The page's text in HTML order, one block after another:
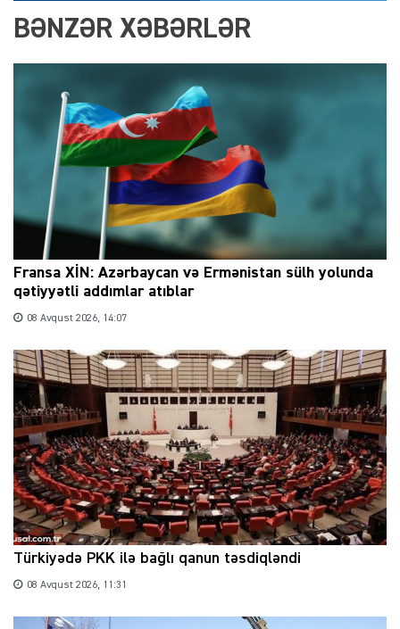
BƏNZƏR XƏBƏRLƏR
Fransa XİN: Azərbaycan və Ermənistan sülh yolunda
qətiyyətli addımlar atıblar
08 Avqust 2026, 14:07
Türkiyədə PKK ilə bağlı qanun təsdiqləndi
08 Avqust 2026, 11:31